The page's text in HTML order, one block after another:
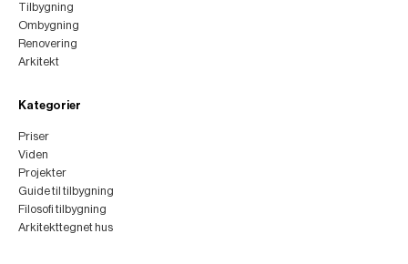
Tilbygning
Ombygning
Renovering
Arkitekt
Kategorier
Priser
Viden
Projekter
Guide til tilbygning
Filosofi tilbygning
Arkitekttegnet hus